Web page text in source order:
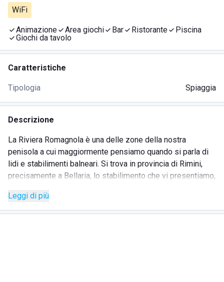
WiFi
Animazione Area giochi Bar Ristorante
Piscina
Giochi da tavolo
Caratteristiche
Tipologia Spiaggia
Descrizione
La Riviera Romagnola è una delle zone della nostra
penisola a cui maggiormente pensiamo quando si parla di
lidi e stabilimenti balneari. Si trova in provincia di Rimini,
precisamente a Bellaria, lo stabilimento che vi presentiamo,
I servizi offerti sono davvero molteplici, a partire dai
Leggi di più